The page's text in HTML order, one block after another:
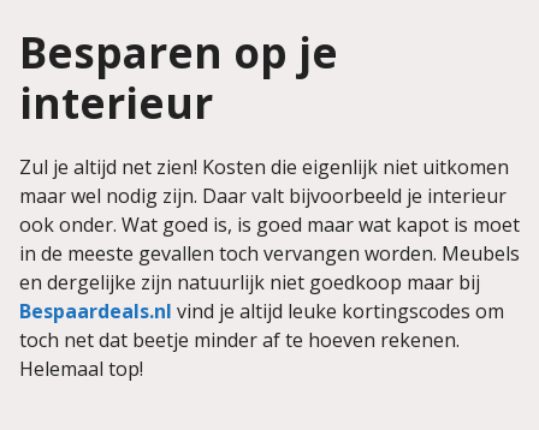
Besparen op je
interieur
Zul je altijd net zien! Kosten die eigenlijk niet uitkomen
maar wel nodig zijn. Daar valt bijvoorbeeld je interieur
ook onder. Wat goed is, is goed maar wat kapot is moet
in de meeste gevallen toch vervangen worden. Meubels
en dergelijke zijn natuurlijk niet goedkoop maar bij
Bespaardeals.nl vind je altijd leuke kortingscodes om
toch net dat beetje minder af te hoeven rekenen.
Helemaal top!